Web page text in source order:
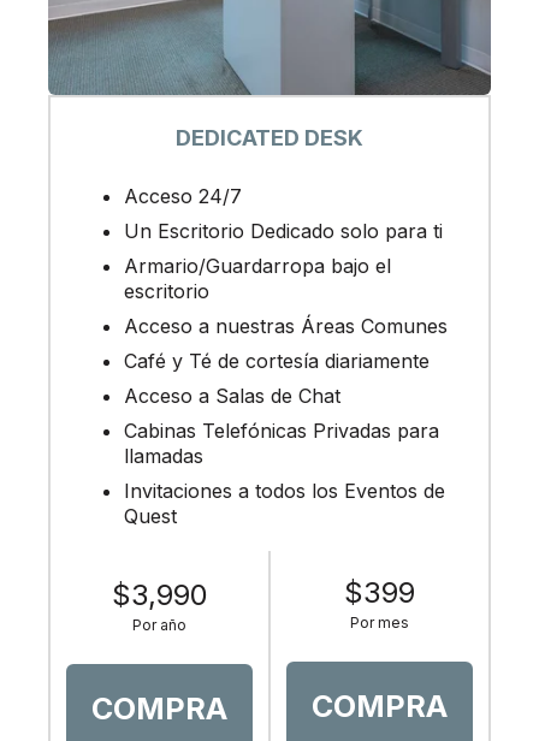
DEDICATED DESK
Acceso 24/7
Un Escritorio Dedicado solo para ti
Armario/Guardarropa bajo el
escritorio
Acceso a nuestras Áreas Comunes
Café y Té de cortesía diariamente
Acceso a Salas de Chat
Cabinas Telefónicas Privadas para
llamadas
Invitaciones a todos los Eventos de
Quest
$3,990
Por año
COMPRA
$399
Por mes
COMPRA